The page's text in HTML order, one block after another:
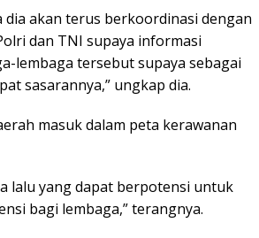
dia akan terus berkoordinasi dengan
dan TNI supaya informasi
lembaga tersebut supaya sebagai
sasarannya,” ungkap dia.
masuk dalam peta kerawanan
lalu yang dapat berpotensi untuk
bagi lembaga,” terangnya.